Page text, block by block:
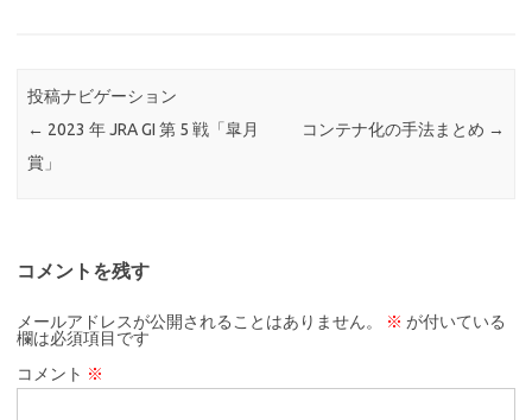
投稿ナビゲーション
← 2023 年 JRA GI 第 5 戦「皐月
賞」
コンテナ化の手法まとめ →
コメントを残す
メールアドレスが公開されることはありません。 ※ が付いている
欄は必須項目です
コメント ※